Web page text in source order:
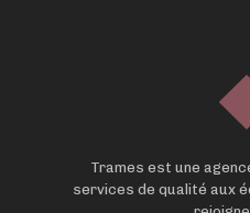
Trames est une
services de qualité aux